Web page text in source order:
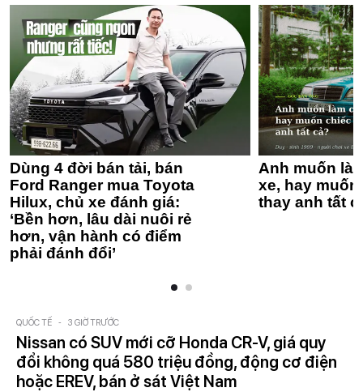
Dùng 4 đời bán tải, bán
Ford Ranger mua Toyota
Hilux, chủ xe đánh giá:
‘Bền hơn, lâu dài nuôi rẻ
hơn, vận hành có điểm
phải đánh đổi’
Anh muốn
xe, hay
thay anh tất
QUỐC TẾ - 3 GIỜ TRƯỚC
Nissan có SUV mới cỡ Honda CR-V, giá quy
đổi không quá 580 triệu đồng, động cơ điện
hoặc EREV, bán ở sát Việt Nam